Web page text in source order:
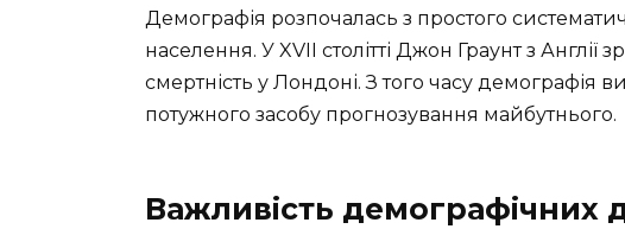
Демографія розпочалась з простого
населення. У XVII столітті Джон Граунт з Англії
смертність у Лондоні. З того часу демографія
потужного засобу прогнозування майбутнього.
Важливість демографічних